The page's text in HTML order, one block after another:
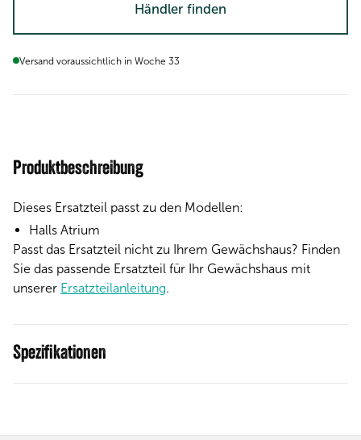
Händler finden
Versand voraussichtlich in Woche 33
Produktbeschreibung
Dieses Ersatzteil passt zu den Modellen:
Halls Atrium
Passt das Ersatzteil nicht zu Ihrem Gewächshaus? Finden
Sie das passende Ersatzteil für Ihr Gewächshaus mit
unserer Ersatzteilanleitung.
Spezifikationen